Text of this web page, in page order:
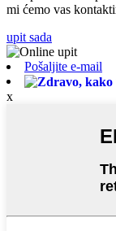
mi ćemo vas
upit sada
Pošaljite e-mail
x